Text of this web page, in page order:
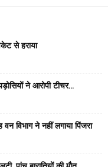
से हराया
ने आरोपी टीचर...
विभाग ने नहीं लगाया पिंजरा